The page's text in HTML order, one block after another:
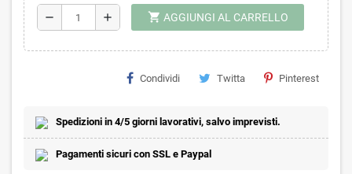
remove add shopping_cart AGGIUNGI AL CARRELLO
Condividi Twitta Pinterest
Spedizioni in 4/5 giorni lavorativi, salvo imprevisti.
Pagamenti sicuri con SSL e Paypal